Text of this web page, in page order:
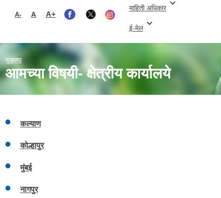
A- A A+
माहिती अधिकार
ई-मेल
मुखपृष्ठ
आमच्या विषयी- क्षेत्रीय कार्यालये
कल्याण
कोल्हापुर
मुंबई
नागपुर